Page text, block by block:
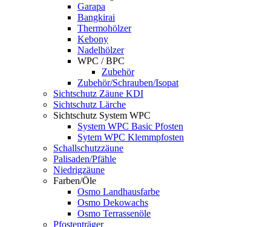
Garapa
Bangkirai
Thermohölzer
Kebony
Nadelhölzer
WPC / BPC
Zubehör
Zubehör/Schrauben/Isopat
Sichtschutz Zäune KDI
Sichtschutz Lärche
Sichtschutz System WPC
System WPC Basic Pfosten
Sytem WPC Klemmpfosten
Schallschutzzäune
Palisaden/Pfähle
Niedrigzäune
Farben/Öle
Osmo Landhausfarbe
Osmo Dekowachs
Osmo Terrassenöle
Pfostenträger